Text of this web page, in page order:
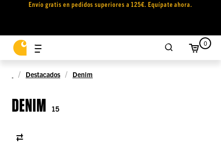
Envío gratis en pedidos superiores a 125€. Equípate ahora.
0
Destacados Denim
DENIM 15